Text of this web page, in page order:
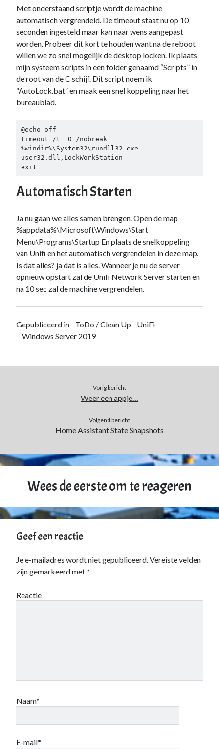
Met onderstaand scriptje wordt de machine
automatisch vergrendeld. De timeout staat nu op 10
seconden ingesteld maar kan naar wens aangepast
worden. Probeer dit kort te houden want na de reboot
willen we zo snel mogelijk de desktop locken. Ik plaats
mijn systeem scripts in een folder genaamd “Scripts” in
de root van de C schijf. Dit script noem ik
“AutoLock.bat” en maak een snel koppeling naar het
bureaublad.
@echo off
timeout /t 10 /nobreak
%windir%\System32\rundll32.exe
user32.dll,LockWorkStation
exit
Automatisch Starten
Ja nu gaan we alles samen brengen. Open de map
%appdata%\Microsoft\Windows\Start
Menu\Programs\Startup En plaats de snelkoppeling
van Unifi en het automatisch vergrendelen in deze map.
Is dat alles? ja dat is alles. Wanneer je nu de server
opnieuw opstart zal de Unifi Network Server starten en
na 10 sec zal de machine vergrendelen.
Gepubliceerd in ToDo / Clean Up
UniFi
Windows Server 2019
Vorig bericht
Weer een appje…
Volgend bericht
Home Assistant State Snapshots
Wees de eerste om te reageren
Geef een reactie
Je e-mailadres wordt niet gepubliceerd. Vereiste velden
zijn gemarkeerd met*
Reactie
Naam*
E-mail*